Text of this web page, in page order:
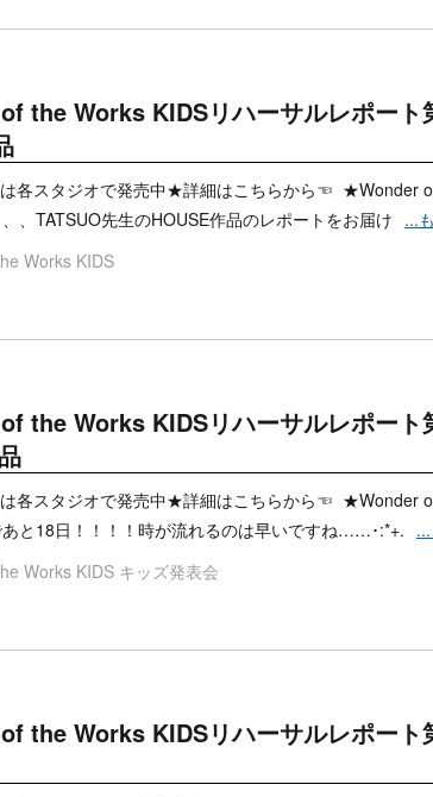
of the Works KIDSリハーサルレポート
各スタジオで発売中★詳細はこちらから☜ ★Wonder
、TATSUO先生のHOUSE作品のレポートをお届け ...
Works KIDS
of the Works KIDSリハーサルレポー
各スタジオで発売中★詳細はこちらから☜ ★Wonder
と18日！！！！時が流れるのは早いですね……･:*+.
Works KIDS キッズ発表会
of the Works KIDSリハーサルレポー